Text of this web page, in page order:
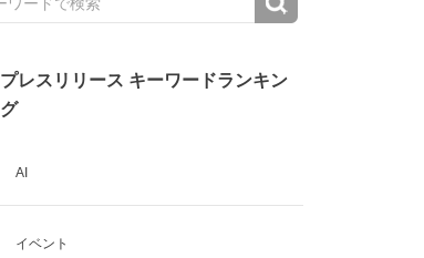
プレスリリース キーワードランキン
グ
AI
イベント